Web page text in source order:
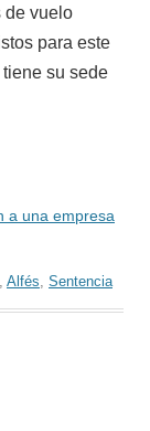
de vuelo
para este
su sede
a una empresa
Alfés Sentencia